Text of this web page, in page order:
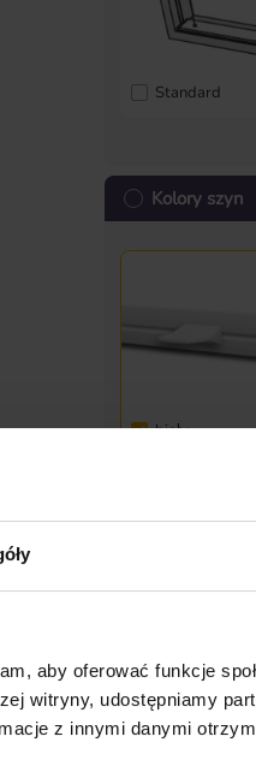
aby oferować funkcje
witryny, udostępniamy
z innymi danymi
Standard
Kolory szyn
biały
zaokrąglono w górę
Ceny z VAT plus
czas dostawy: 2-5